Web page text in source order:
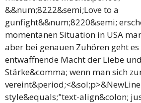
&&num;8222&semi;Love to a
gunfight&&num;8220&semi;
momentanen Situation in USA
aber bei genauen Zuhören geht
entwaffnende Macht der Liebe
Stärke&comma; wenn man sich
style&equals;"text-align&colon;